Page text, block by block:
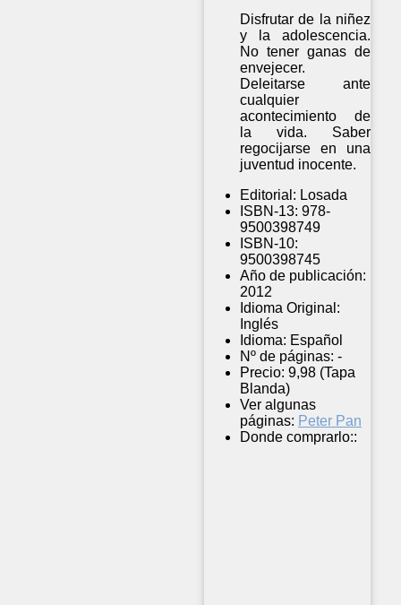
Disfrutar de la niñez
y la adolescencia.
No tener ganas de
envejecer.
Deleitarse ante
cualquier
acontecimiento de
la vida. Saber
regocijarse en una
juventud inocente.
Editorial: Losada
ISBN-13: 978-
9500398749
ISBN-10:
9500398745
Año de publicación:
2012
Idioma Original:
Inglés
Idioma: Español
Nº de páginas: -
Precio: 9,98 (Tapa
Blanda)
Ver algunas
páginas: Peter Pan
Donde comprarlo::